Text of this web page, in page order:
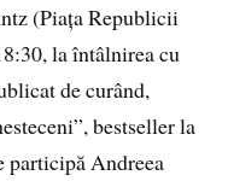
(Piața Republicii
la întâlnirea cu
de curând,
bestseller la
participă Andreea